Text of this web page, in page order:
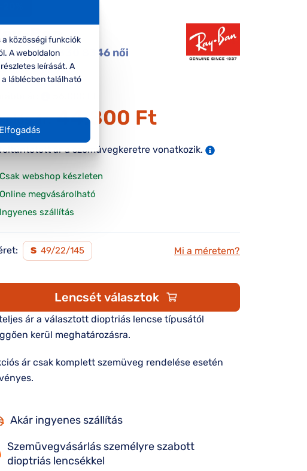
Ban
Ban RX7330 8346 női
ár: 44.800 Ft
ár a szemüvegkeretre vonatkozik.
Csak webshop készleten
Online megvásárolható
Ingyenes szállítás
S 49/22/145 Mi a méretem?
Lencsét választok
ár a választott dioptriás lencse típusától
kerül meghatározásra.
ár csak komplett szemüveg rendelése esetén
Akár ingyenes szállítás
Szemüvegvásárlás személyre szabott
dioptriás lencsékkel
közösségi funkciók
A weboldalon
leírását. A
láblécben található
Elfogadás